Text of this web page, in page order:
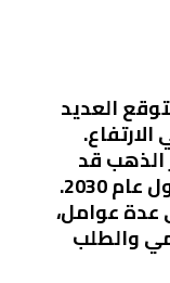
العديد
الذهب قد
يصل إلى 4000 دولار للأونصة بحلول عام 2030.
عدة عوامل،
والطلب